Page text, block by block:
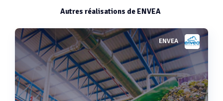
Autres réalisations de ENVEA
ENVEA